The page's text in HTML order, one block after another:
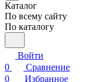
Каталог
По всему сайту
По каталогу
Войти
0
Сравнение
0
Избранное